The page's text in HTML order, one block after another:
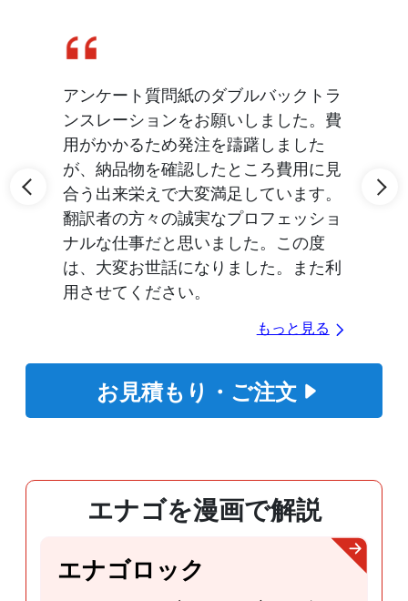
アンケート質問紙のダブルバックトラ
ンスレーションをお願いしました。費
用がかかるため発注を躊躇しました
が、納品物を確認したところ費用に見
合う出来栄えで大変満足しています。
翻訳者の方々の誠実なプロフェッショ
ナルな仕事だと思いました。この度
は、大変お世話になりました。また利
用させてください。
もっと見る
お見積もり・ご注文
エナゴを漫画で解説
エナゴロック